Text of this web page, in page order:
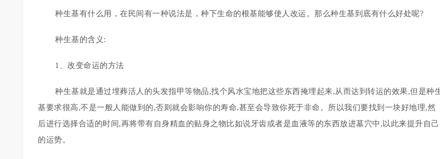
种生基有什么用，在民间有一种说法是，种下生命的根基能够使人改运。那么种生基到底有什么好处呢?
种生基的含义:
1、改变命运的方法
种生基就是通过埋葬活人的头发指甲等物品,找个风水宝地把这些东西掩埋起来,从而达到转运的效果,但是种
基要求很高,不是一般人能做到的,否则就会影响你的寿命,甚至会导致你死于非命。所以我们要找到一块好地理,然
后进行选择合适的时间,再将带有自身精血的贴身之物比如说牙齿或者是血液等的东西放进墓穴中,以此来提升自己
的运势。